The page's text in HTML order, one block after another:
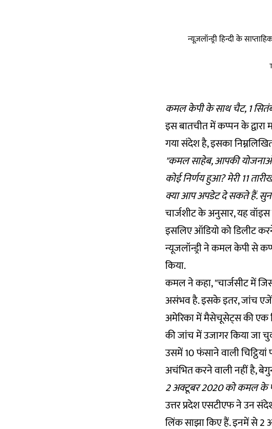
न्यूज़लॉन्ड्री हिन्दी के
कमल केपी के साथ चैट, 1
इस बातचीत में कप्पन के
गया संदेश है, इसका
"कमल साहेब, आपकी योजनाओं
कोई निर्णय हुआ? मेरी 11
क्या आप अपडेट दे सकते हैं.
चार्जशीट के अनुसार, यह
इसलिए ऑडियो को डिलीट
न्यूजलॉन्ड्री ने कमल केपी से
किया.
कमल ने कहा, "चार्जसीट में
असंभव है. इसके इतर, जांच
अमेरिका में मैसेचूसेट्स की एक
की जांच में उजागर किया जा
उसमें 10 फंसाने वाली
अचंभित करने वाली नहीं है,
2 अक्टूबर 2020 को कमल के
उत्तर प्रदेश एसटीएफ ने उन
लिंक साझा किए हैं. इनमें से 2